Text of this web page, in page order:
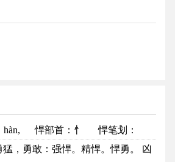
hàn, 悍部首 ：忄
悍笔划：
笔顺
猛，勇敢：强悍。精悍。悍勇。 凶